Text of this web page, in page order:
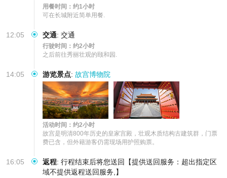
用餐时间：约1小时
可在长城附近简单用餐.
12:05 交通: 交通
行驶时间：约2小时
之后前往秀丽壮观的颐和园.
14:05 游览景点: 故宫博物院
活动时间：约2小时
故宫是明清800年历史的皇家宫殿，壮观木质结构古建筑群，门票
费已含，但外籍游客仍需现场用护照购票。
16:05 返程: 行程结束后将您送回【提供送回服务：超出指定区
域不提供返程送回服务,】